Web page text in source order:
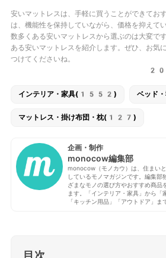
安いマットレスは、手軽に買うことができてお
は、機能性を保持していながら、価格を抑えて
数多くある安いマットレスから選ぶのは大変で
ある安いマットレスを紹介します。ぜひ、お気
つけてくださいね。
インテリア・家具(1552) ベッド
マットレス・掛け布団・枕(127)
企画・制作
monocow編集部
monocow（モノカウ）は、住まい
しているモノマガジンです。編集部
ざまなモノの選び方やおすすめ商品
ます。「インテリア・家具」から「
「キッチン用品」「アウトドア」ま
目次